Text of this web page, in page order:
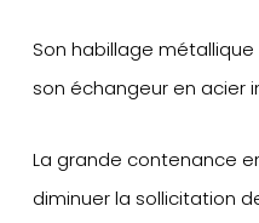
Son habillage
son échangeur en acier
La grande contenance
diminuer la sollicitation